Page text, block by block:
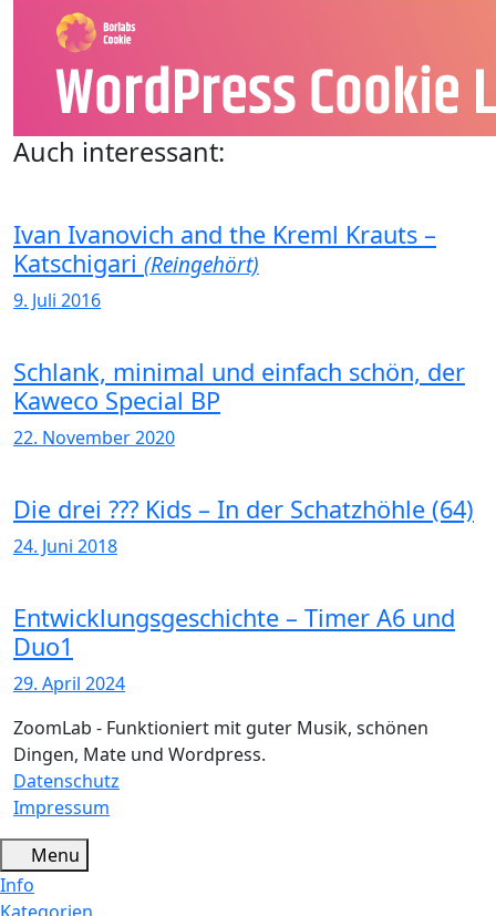
Auch interessant:
Ivan Ivanovich and the Kreml Krauts –
Katschigari (Reingehört)
9. Juli 2016
Schlank, minimal und einfach schön, der
Kaweco Special BP
22. November 2020
Die drei ??? Kids – In der Schatzhöhle (64)
24. Juni 2018
Entwicklungsgeschichte – Timer A6 und
Duo1
29. April 2024
ZoomLab - Funktioniert mit guter Musik, schönen
Dingen, Mate und Wordpress.
Datenschutz
Impressum
Menu
Info